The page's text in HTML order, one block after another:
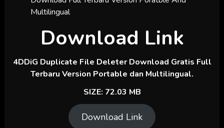
Download Link
4DDiG Duplicate File Deleter Download Gratis Full
Terbaru Version Portable dan Multilingual.
SIZE: 72.03 MB
Download Link